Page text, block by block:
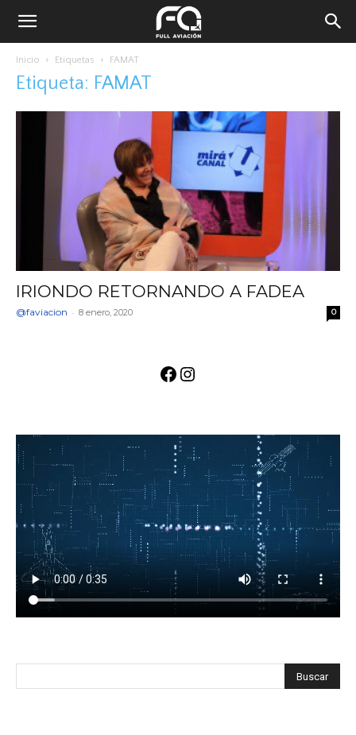
Inicio Etiquetas FAMAT
Etiqueta: FAMAT
IRIONDO RETORNANDO A FADEA
@faviacion - 8 enero, 2020 0
Facebook
Instagram